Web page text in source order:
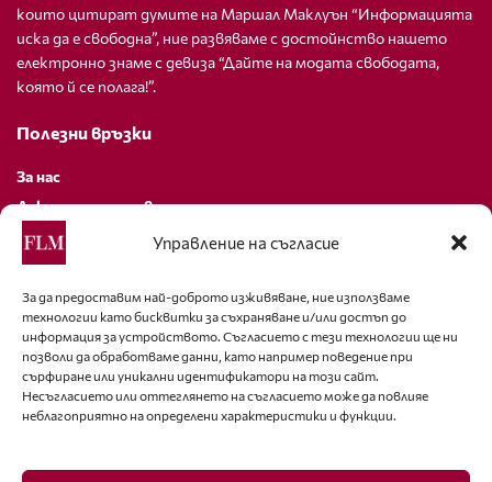
Управление на съгласие
За да предоставим най-доброто изживяване, ние използваме
технологии като бисквитки за съхраняване и/или достъп до
информация за устройството. Съгласието с тези технологии ще ни
позволи да обработваме данни, като например поведение при
сърфиране или уникални идентификатори на този сайт.
Несъгласието или оттеглянето на съгласието може да повлияе
неблагоприятно на определени характеристики и функции.
които цитират думите на Маршал Маклуън “Информацията
иска да е свободна”, ние развяваме с достойнство нашето
електронно знаме с девиза “Дайте на модата свободата,
която й се полага!”.
Полезни връзки
За нас
Декларация за поверителност
Политика за бисквитки
За контакти
editor@fashion-lifestyle.net
+359 88 227 33 47
Последвайте ни
Facebook